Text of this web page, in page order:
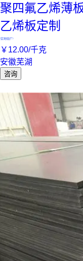
聚四氟乙烯薄
乙烯板定制
实地验厂
￥ 12.00/千克
安徽芜湖
咨询